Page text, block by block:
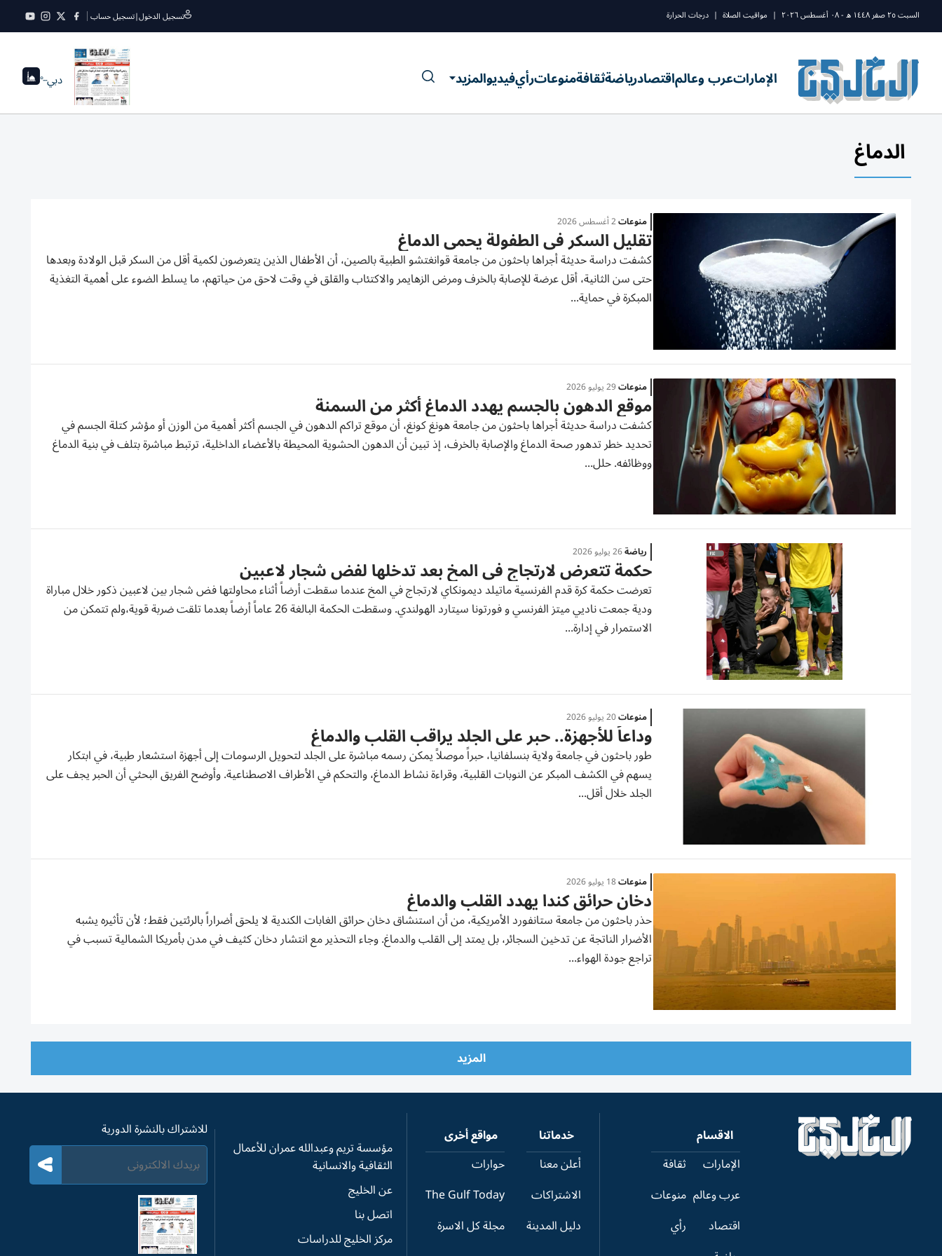
السبت ٢٥ صفر ١٤٤٨ ه - ٠٨ أغسطس ٢٠٢٦ | مواقيت الصلاة | درجات الحرارة تسجيل الدخول|تسجيل حساب
الإماراتعرب وعالماقتصادرياضةثقافةمنوعاترأيفيديوالمزيد دبي--°
الدماغ
منوعات2 أغسطس 2026
تقليل السكر في الطفولة يحمي الدماغ
كشفت دراسة حديثة أجراها باحثون من جامعة قوانغتشو الطبية بالصين، أن الأطفال الذين يتعرضون لكمية أقل من السكر قبل الولادة وبعدها
حتى سن الثانية، أقل عرضة للإصابة بالخرف ومرض الزهايمر والاكتئاب والقلق في وقت لاحق من حياتهم، ما يسلط الضوء على أهمية التغذية
المبكرة في حماية...
منوعات29 يوليو 2026
موقع الدهون بالجسم يهدد الدماغ أكثر من السمنة
كشفت دراسة حديثة أجراها باحثون من جامعة هونغ كونغ، أن موقع تراكم الدهون في الجسم أكثر أهمية من الوزن أو مؤشر كتلة الجسم في
تحديد خطر تدهور صحة الدماغ والإصابة بالخرف، إذ تبين أن الدهون الحشوية المحيطة بالأعضاء الداخلية، ترتبط مباشرة بتلف في بنية الدماغ
ووظائفه. حلل...
رياضة26 يوليو 2026
حكمة تتعرض لارتجاج في المخ بعد تدخلها لفض شجار لاعبين
تعرضت حكمة كرة قدم الفرنسية ماتيلد ديمونكاي لارتجاج في المخ عندما سقطت أرضاً أثناء محاولتها فض شجار بين لاعبين ذكور خلال مباراة
ودية جمعت ناديي ميتز الفرنسي و فورتونا سيتارد الهولندي. وسقطت الحكمة البالغة 26 عاماً أرضاً بعدما تلقت ضربة قوية،ولم تتمكن من
الاستمرار في إدارة...
منوعات20 يوليو 2026
وداعاً للأجهزة.. حبر على الجلد يراقب القلب والدماغ
طور باحثون في جامعة ولاية بنسلفانيا، حبراً موصلاً يمكن رسمه مباشرة على الجلد لتحويل الرسومات إلى أجهزة استشعار طبية، في ابتكار
يسهم في الكشف المبكر عن النوبات القلبية، وقراءة نشاط الدماغ، والتحكم في الأطراف الاصطناعية. وأوضح الفريق البحثي أن الحبر يجف على
الجلد خلال أقل...
منوعات18 يوليو 2026
دخان حرائق كندا يهدد القلب والدماغ
حذر باحثون من جامعة ستانفورد الأمريكية، من أن استنشاق دخان حرائق الغابات الكندية لا يلحق أضراراً بالرئتين فقط؛ لأن تأثيره يشبه
الأضرار الناتجة عن تدخين السجائر، بل يمتد إلى القلب والدماغ. وجاء التحذير مع انتشار دخان كثيف في مدن بأمريكا الشمالية تسبب في
تراجع جودة الهواء...
المزيد
الاقسام
الإمارات
عرب وعالم
اقتصاد
ثقافة
منوعات
رأي
خدماتنا
أعلن معنا
الاشتراكات
دليل المدينة
مواقع أخرى
حوارات
The Gulf Today
مجلة كل الاسرة
مؤسسة تريم وعبدالله عمران للأعمال
الثقافية والانسانية
عن الخليج
اتصل بنا
مركز الخليج للدراسات
للاشتراك بالنشرة الدورية